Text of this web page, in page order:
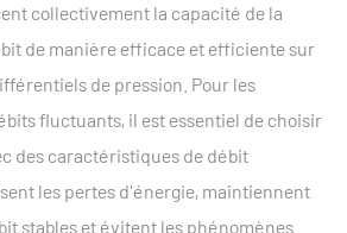
collectivement la capacité de la
de manière efficace et efficiente sur
de pression. Pour les
fluctuants, il est essentiel de choisir
des caractéristiques de débit
les pertes d'énergie, maintiennent
stables et évitent les phénomènes